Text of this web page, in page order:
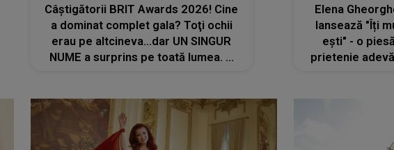
Câștigătorii BRIT Awards 2026! Cine
a dominat complet gala? Toţi ochii
erau pe altcineva...dar UN SINGUR
NUME a surprins pe toată lumea. A
pentru că..."
Elena
lansează "Îți
ești" - o
prietenie